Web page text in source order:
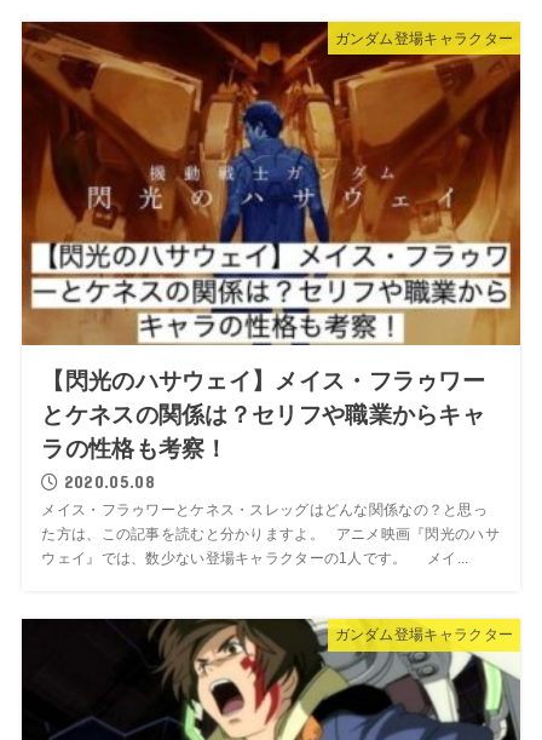
ガンダム登場キャラクター
【閃光のハサウェイ】メイス・フラゥワー
とケネスの関係は？セリフや職業からキャ
ラの性格も考察！
2020.05.08
メイス・フラゥワーとケネス・スレッグはどんな関係なの？と思っ
た方は、この記事を読むと分かりますよ。 アニメ映画『閃光のハサ
ウェイ』では、数少ない登場キャラクターの1人です。 メイ...
ガンダム登場キャラクター